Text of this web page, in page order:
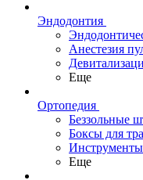
Эндодонтия
Анестезия
Еще
Ортопедия
Беззольные
Боксы для
Еще